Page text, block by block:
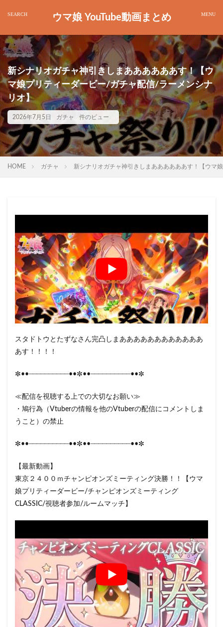
ウマ娘 YouTube動画まとめ
新シナリオガチャ神引きしまああああああす！【ウ
マ娘プリティーダービー/ガチャ配信/ラーメンシナ
リオ】
2026年7月5日 ガチャ 件のビュー
HOME ガチャ 新シナリオガチャ神引きしまああああああす！【ウマ
スタドトウとたずなさん完凸しまああああああああああああ
あす！！！！
✼••┈┈┈┈┈┈┈┈┈┈••✼••┈┈┈┈┈┈┈┈┈┈••✼
≪配信を視聴する上での大切なお願い≫
・鳩行為（Vtuberの情報を他のVtuberの配信にコメントしま
うこと）の禁止
✼••┈┈┈┈┈┈┈┈┈┈••✼••┈┈┈┈┈┈┈┈┈┈••✼
【最新動画】
東京２４００ｍチャンピオンズミーティング決勝！！【ウマ
娘プリティーダービー/チャンピオンズミーティング
CLASSIC/視聴者参加/ルームマッチ】